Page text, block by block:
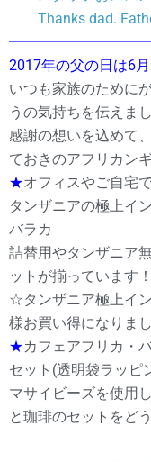
Thanks dad.
2017年の父の日は6月
いつも家族のために
うの気持ちを伝えまし
感謝の想いを込めて
ておきのアフリカン
★オフィスやご自宅
タンザニアの極上イ
バラカ
詰替用やタンザニア
ットが揃っています！
☆タンザニア極上イ
様お買い得になりまし
★カフェアフリカ・
セット(透明袋ラッピ
マサイビーズを使用
と珈琲のセットをどう